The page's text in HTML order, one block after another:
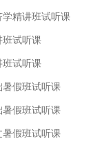
精讲班试听课
试听课
试听课
假班试听课
假班试听课
假班试听课